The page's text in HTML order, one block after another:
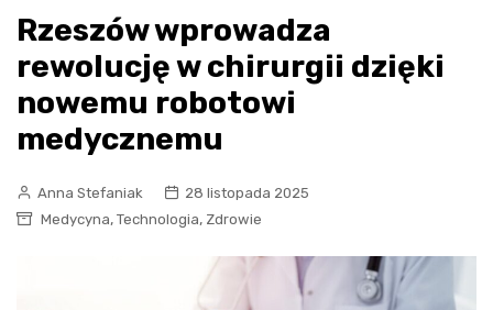
Rzeszów wprowadza
rewolucję w chirurgii dzięki
nowemu robotowi
medycznemu
Anna Stefaniak
28 listopada 2025
Medycyna, Technologia, Zdrowie